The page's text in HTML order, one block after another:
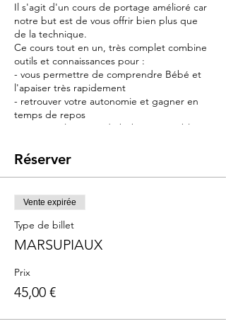
Il s'agit d'un cours de portage amélioré car
notre but est de vous offrir bien plus que
de la technique.
Ce cours tout en un, très complet combine
outils et connaissances pour :
- vous permettre de comprendre Bébé et
l'apaiser très rapidement
- retrouver votre autonomie et gagner en
temps de repos
- retrouver la notice du bébé qui semble
indispensable pour soulager vos bras et
apaiser bébé
➡️ Sommeil : connaissances, outils et
astuces pour endormir bébé et le poser
sans le réveiller
apaiser avec le langage corporel
➡️ les maux de ventre : astuces pour les
➡️ les connaissances en neurosciences pour
Réserver
Vente expirée
Type de billet
MARSUPIAUX
Prix
45,00 €